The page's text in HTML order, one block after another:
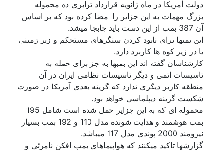
دولت آمریکا در ماه ژانویه قرارداد ترابری ده محموله
بزرگ مهمات به این جزایر را امضا کرده بود که بر اساس
آن 387 بمب از این دست باید جابجا میشد.
این بمبها برای نابود کردن سنگرهای مستحکم و زیر زمینی
یا در زیر کوه ها کاربرد دارد.
کارشناسان گفته اند این بمبها به جز برای حمله به
تاسیسات اتمی و دیگر تاسیسات نظامی ایران در آن
منطقه کاربر دیگری ندارد که گزینه بعدی آمریکا در صورت
شکست گزینه دیپلماسی خواهد بود.
محموله ای که به این جزایر حمل شده است شامل 195
بمب هوشمند و هدایت شونده مدل 110 و 192 بمب بسیار
نیرومند 2000 پوندی مدل 117 میباشد.
گزارشها تاکید میکنند که هواپیماهای بمب افکن نامرئی و